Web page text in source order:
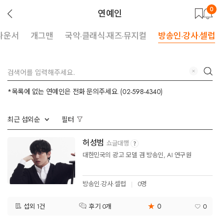
연예인
뒤
로
기
0
운서 개그맨 국악·클래식·재즈·뮤지컬 방송인·강사·셀럽
지
기
검
색
*목록에 없는 연예인은 전화 문의주세요. (02-598-4340)
최근 섭외순 필터
허성범 쇼글대행
대한민국의 광고 모델 겸 방송인, AI 연구원
방송인·강사·셀럽 0명
섭외 1건 후기 0개 ★ 0 0